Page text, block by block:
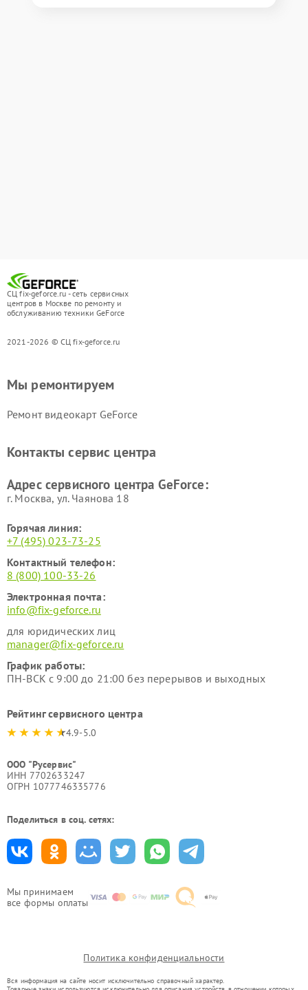
СЦ fix-geforce.ru - сеть сервисных
центров в Москве по ремонту и
обслуживанию техники GeForce
2021-2026 © СЦ fix-geforce.ru
Мы принимаем
все формы оплаты
Мы ремонтируем
Ремонт видеокарт GeForce
Контакты сервис центра
Адрес сервисного центра GeForce:
г. Москва, ул. Чаянова 18
Горячая линия:
+7 (495) 023-73-25
Контактный телефон:
8 (800) 100-33-26
Электронная почта:
info@fix-geforce.ru
для юридических лиц
manager@fix-geforce.ru
График работы:
ПН-ВСК с 9:00 до 21:00 без перерывов и выходных
Рейтинг сервисного центра
4.9-5.0
ООО "Русервис"
ИНН 7702633247
ОГРН 1077746335776
Поделиться в соц. сетях:
Политика конфиденциальности
Вся информация на сайте носит исключительно справочный характер.